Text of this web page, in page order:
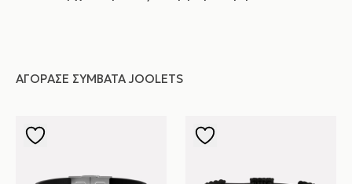
ΑΓΌΡΑΣΕ ΣΥΜΒΑΤΆ JOOLETS